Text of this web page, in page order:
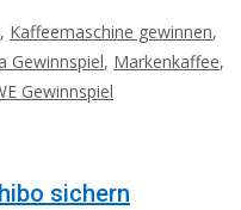
, Kaffeemaschine gewinnen,
Gewinnspiel, Markenkaffee,
Gewinnspiel
sichern